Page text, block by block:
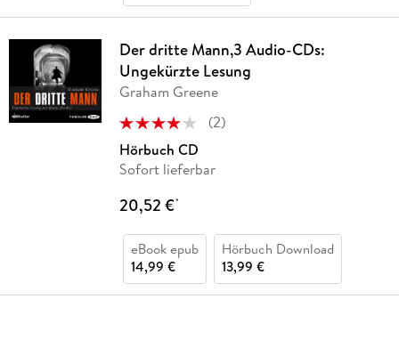
Der dritte Mann,3 Audio-CDs:
Ungekürzte Lesung
Graham Greene
(2)
Hörbuch CD
Sofort lieferbar
20,52 €*
eBook epub
14,99 €
Hörbuch Download
13,99 €